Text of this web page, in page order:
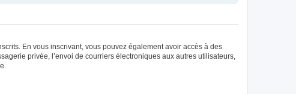
En vous inscrivant, vous pouvez également avoir accès à des
privée, l’envoi de courriers électroniques aux autres utilisateurs,